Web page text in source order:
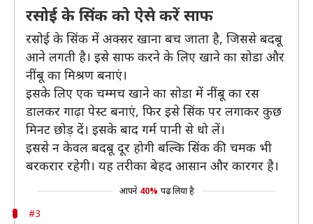
रसोई के सिंक को ऐसे करें साफ
रसोई के सिंक में अक्सर खाना बच जाता है, जिससे बदबू
आने लगती है। इसे साफ करने के लिए खाने का सोडा और
नींबू का मिश्रण बनाएं।
इसके लिए एक चम्मच खाने का सोडा में नींबू का रस
डालकर गाढ़ा पेस्ट बनाएं, फिर इसे सिंक पर लगाकर कुछ
मिनट छोड़ दें। इसके बाद गर्म पानी से धो लें।
इससे न केवल बदबू दूर होगी बल्कि सिंक की चमक भी
बरकरार रहेगी। यह तरीका बेहद आसान और कारगर है।
आपने 40% पढ़ लिया है
#3